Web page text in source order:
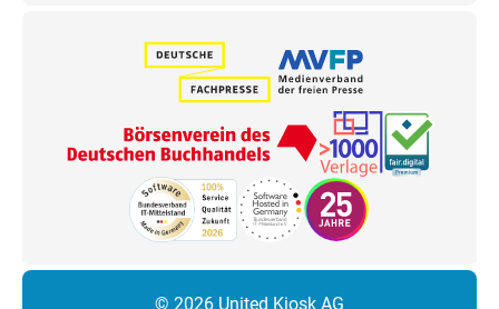
© 2026 United Kiosk AG